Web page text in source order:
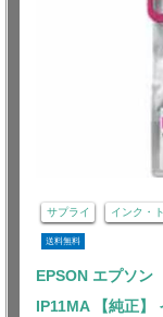
サプライ インク・
送料無料
EPSON エプソン
IP11MA 【純正】